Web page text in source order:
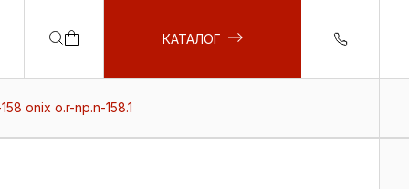
КАТАЛОГ
onix о.r-np.n-158.1